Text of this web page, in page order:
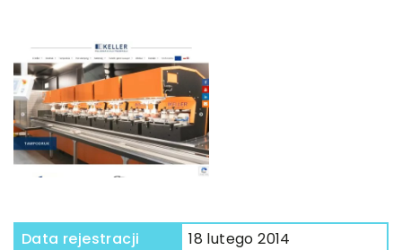
Data rejestracji
18 lutego 2014